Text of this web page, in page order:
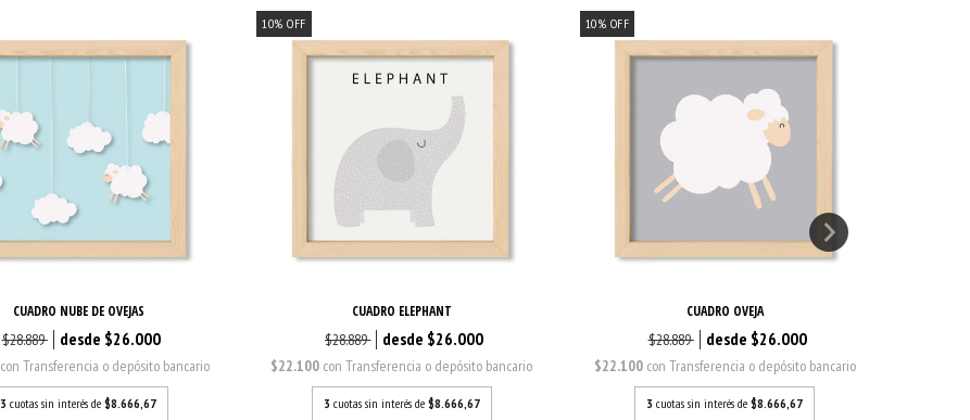
CUADRO NUBE DE OVEJAS
$28.889 $26.000
con Transferencia o depósito bancario
3 cuotas sin interés de$8.666,67
10% OFF
CUADRO ELEPHANT
$28.889 $26.000
$22.100 con Transferencia o depósito bancario
3 cuotas sin interés de $8.666,67
10% OFF
CUADRO OVEJA
$28.889 $26.000
$22.100 con Transferencia o depósito bancario
3 cuotas sin interés de$8.666,67